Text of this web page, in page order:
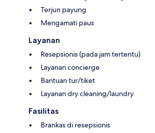
Terjun payung
Mengamati paus
Layanan
Resepsionis (pada jam tertentu)
Layanan concierge
Bantuan tur/tiket
Layanan dry cleaning/laundry
Fasilitas
Brankas di resepsionis